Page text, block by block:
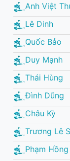
Anh Việt
Lê Dinh
Quốc Bảo
Duy Mạnh
Thái Hùng
Đình Dũng
Châu Kỳ
Trương Lê
Phạm